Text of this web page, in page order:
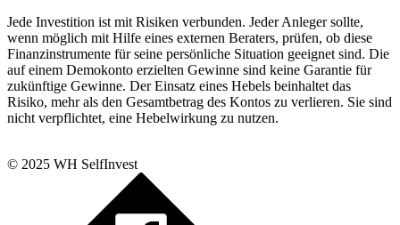
Jede Investition ist mit Risiken verbunden. Jeder Anleger sollte,
wenn möglich mit Hilfe eines externen Beraters, prüfen, ob diese
Finanzinstrumente für seine persönliche Situation geeignet sind. Die
auf einem Demokonto erzielten Gewinne sind keine Garantie für
zukünftige Gewinne. Der Einsatz eines Hebels beinhaltet das
Risiko, mehr als den Gesamtbetrag des Kontos zu verlieren. Sie sind
nicht verpflichtet, eine Hebelwirkung zu nutzen.
© 2025 WH SelfInvest